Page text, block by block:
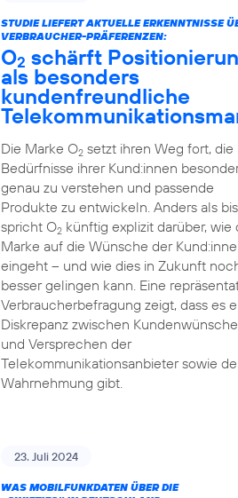
STUDIE LIEFERT AKTUELLE ERKENNTNISSE
VERBRAUCHER-PRÄFERENZEN:
O2 schärft
als besonders
kundenfreundliche
Die Marke O2setzt ihren Weg fort, die
Bedürfnisse ihrer Kund:innen
genau zu verstehen und passende
Produkte zu entwickeln. Anders als
spricht O2künftig explizit darüber, wie
Marke auf die Wünsche der
eingeht – und wie dies in Zukunft
besser gelingen kann. Eine
Verbraucherbefragung zeigt, dass es
Diskrepanz zwischen
und Versprechen der
Telekommunikationsanbieter sowie
Wahrnehmung gibt.
23. Juli 2024
WAS MOBILFUNKDATEN ÜBER DIE